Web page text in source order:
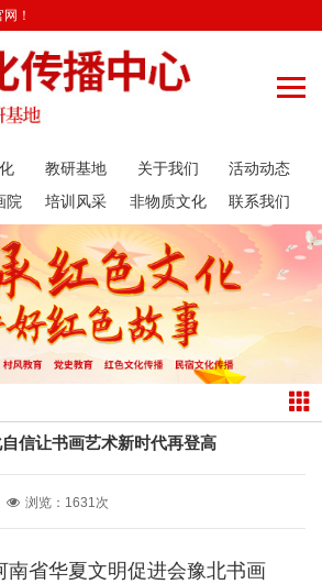
！
教研基地 关于我们
活动动态
院 培训风采
非物质文化
遗产传承
联系我们
信让书画艺术新时代再登高
浏览：1631次
南省华夏文明促进会豫北书画